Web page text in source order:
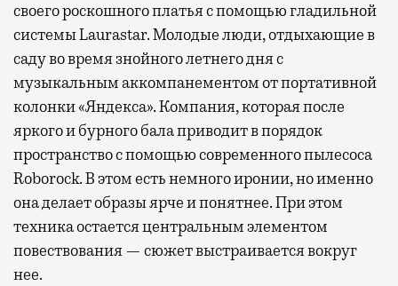
своего роскошного платья с помощью гладильной
системы Laurastar. Молодые люди, отдыхающие в
саду во время знойного летнего дня с
музыкальным аккомпанементом от портативной
колонки «Яндекса». Компания, которая после
яркого и бурного бала приводит в порядок
пространство с помощью современного пылесоса
Roborock. В этом есть немного иронии, но именно
она делает образы ярче и понятнее. При этом
техника остается центральным элементом
повествования — сюжет выстраивается вокруг
нее.